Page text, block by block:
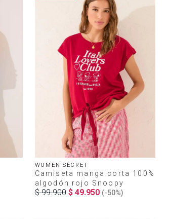
WOMEN'SECRET
Camiseta manga corta 100%
algodón rojo Snoopy
$ 99.900 $ 49.950 (-50%)